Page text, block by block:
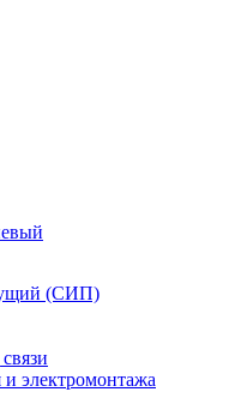
(СИП)
и электромонтажа